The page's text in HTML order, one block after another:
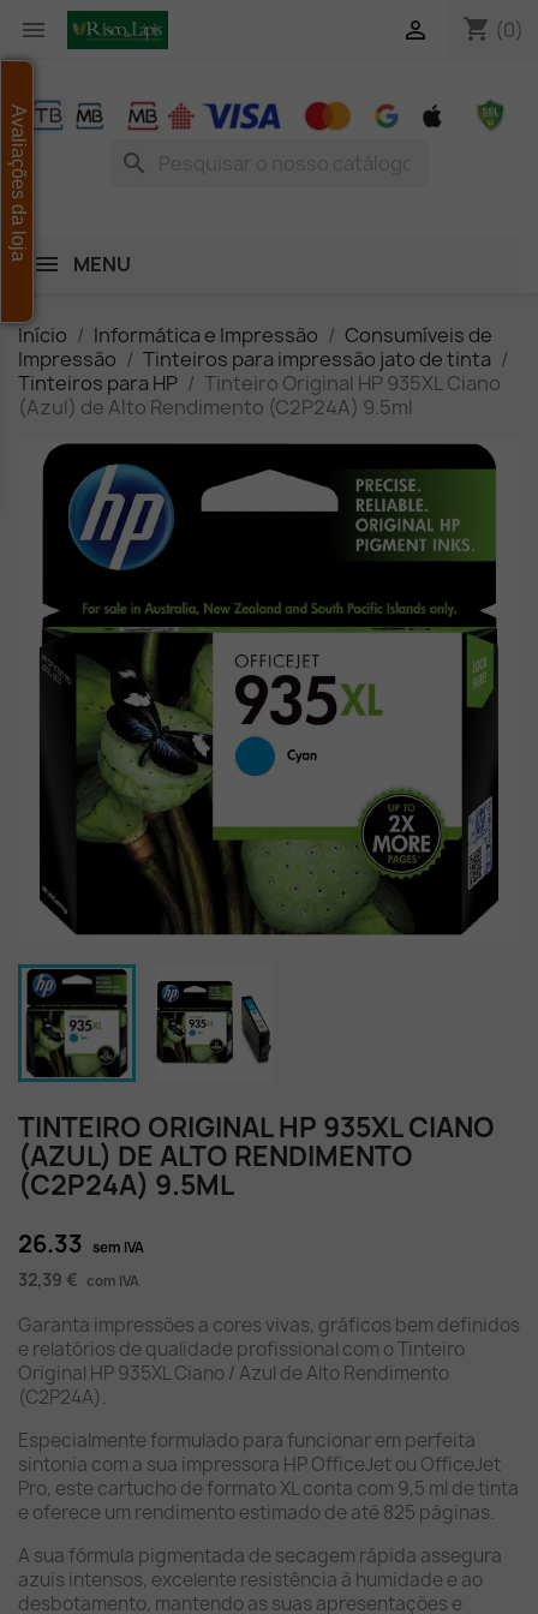
 shopping_cart (0)

search
MENU
Início Informática e Impressão
Consumíveis de
Impressão
Tinteiros para impressão jato de tinta
Tinteiros para HP
Tinteiro Original HP 935XL Ciano
(Azul) de Alto Rendimento (C2P24A) 9.5ml
TINTEIRO ORIGINAL HP 935XL CIANO
(AZUL) DE ALTO RENDIMENTO
(C2P24A) 9.5ML
26.33 sem IVA
32,39 € com IVA
Garanta impressões a cores vivas, gráficos bem definidos
e relatórios de qualidade profissional com o Tinteiro
Original HP 935XL Ciano / Azul de Alto Rendimento
(C2P24A).
Especialmente formulado para funcionar em perfeita
sintonia com a sua impressora HP OfficeJet ou OfficeJet
Pro, este cartucho de formato XL conta com 9,5 ml de tinta
e oferece um rendimento estimado de até 825 páginas.
A sua fórmula pigmentada de secagem rápida assegura
azuis intensos, excelente resistência à humidade e ao
desbotamento, mantendo as suas apresentações e
Avaliações da loja